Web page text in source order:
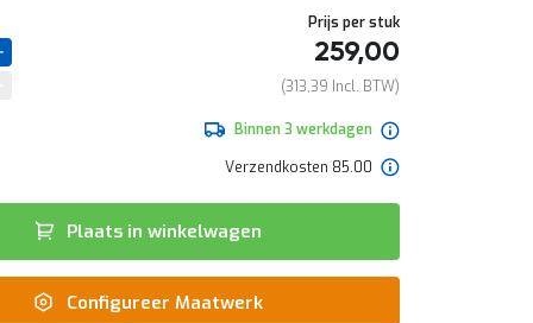
Prijs per stuk
259,00
313,39
Binnen 3 werkdagen
Verzendkosten 85.00
Plaats in winkelwagen
Configureer Maatwerk